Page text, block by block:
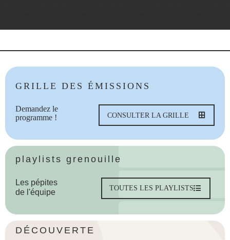
GRILLE DES ÉMISSIONS
Demandez le
programme !
CONSULTER LA GRILLE
playlists grenouille
Les pépites
de l'équipe
TOUTES LES PLAYLISTS
DÉCOUVERTE